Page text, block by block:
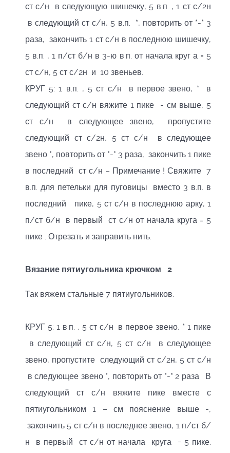
ст с/н в следующую шишечку, 5 в.п. , 1 ст с/2н
в следующий ст с/н, 5 в.п. *, повторить от *-* 3
раза, закончить 1 ст с/н в последнюю шишечку,
5 в.п. , 1 п/ст б/н в 3-ю в.п. от начала круг а = 5
ст с/н, 5 ст с/2н и 10 звеньев.
КРУГ 5: 1 в.п. , 5 ст с/н в первое звено, * в
следующий ст с/н вяжите 1 пике - см выше, 5
ст с/н в следующее звено, пропустите
следующий ст с/2н, 5 ст с/н в следующее
звено *, повторить от *-* 3 раза, закончить 1 пике
в последний ст с/н – Примечание ! Свяжите 7
в.п. для петельки для пуговицы вместо 3 в.п. в
последний пике, 5 ст с/н в последнюю арку, 1
п/ст б/н в первый ст с/н от начала круга = 5
пике . Отрезать и заправить нить.
Вязание пятиугольника крючком 2
Так вяжем стальные 7 пятиугольников.
КРУГ 5: 1 в.п. , 5 ст с/н в первое звено, * 1 пике
в следующий ст с/н, 5 ст с/н в следующее
звено, пропустите следующий ст с/2н, 5 ст с/н
в следующее звено *, повторить от *-* 2 раза. В
следующий ст с/н вяжите пике вместе с
пятиугольником 1 – см пояснение выше -,
закончить 5 ст с/н в последнее звено, 1 п/ст б/
н в первый ст с/н от начала круга = 5 пике.